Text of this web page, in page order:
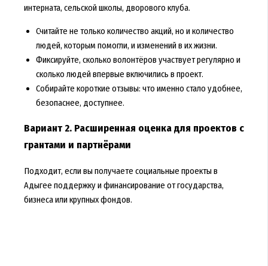
интерната, сельской школы, дворового клуба.
Считайте не только количество акций, но и количество
людей, которым помогли, и изменений в их жизни.
Фиксируйте, сколько волонтёров участвует регулярно и
сколько людей впервые включились в проект.
Собирайте короткие отзывы: что именно стало удобнее,
безопаснее, доступнее.
Вариант 2. Расширенная оценка для проектов с
грантами и партнёрами
Подходит, если вы получаете социальные проекты в
Адыгее поддержку и финансирование от государства,
бизнеса или крупных фондов.